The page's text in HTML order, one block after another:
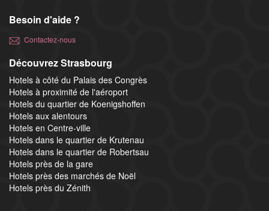
Besoin d'aide ?
Contactez-nous
Découvrez Strasbourg
Hotels à côté du Palais des Congrès
Hotels à proximité de l'aéroport
Hotels du quartier de Koenigshoffen
Hotels aux alentours
Hotels en Centre-ville
Hotels dans le quartier de Krutenau
Hotels dans le quartier de Robertsau
Hotels près de la gare
Hotels près des marchés de Noël
Hotels près du Zénith